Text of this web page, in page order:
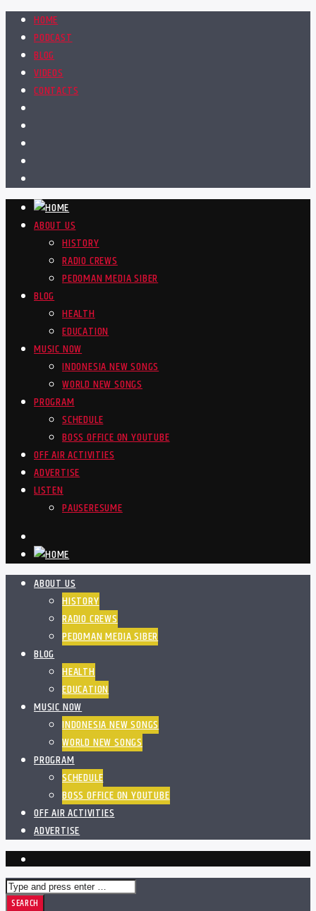
HOME
PODCAST
BLOG
VIDEOS
CONTACTS
ABOUT US
HISTORY
RADIO CREWS
PEDOMAN MEDIA SIBER
BLOG
HEALTH
EDUCATION
MUSIC NOW
INDONESIA NEW SONGS
WORLD NEW SONGS
PROGRAM
SCHEDULE
BOSS OFFICE ON YOUTUBE
OFF AIR ACTIVITIES
ADVERTISE
LISTEN
PAUSERESUME
ABOUT US
HISTORY
RADIO CREWS
PEDOMAN MEDIA SIBER
BLOG
HEALTH
EDUCATION
MUSIC NOW
INDONESIA NEW SONGS
WORLD NEW SONGS
PROGRAM
SCHEDULE
BOSS OFFICE ON YOUTUBE
OFF AIR ACTIVITIES
ADVERTISE